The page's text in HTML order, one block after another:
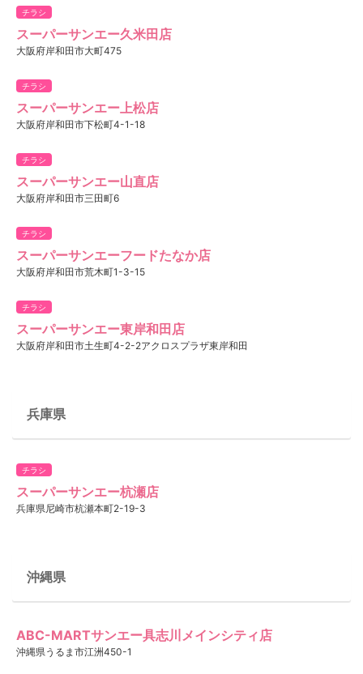
チラシ
スーパーサンエー久米田店
大阪府岸和田市大町475
チラシ
スーパーサンエー上松店
大阪府岸和田市下松町4-1-18
チラシ
スーパーサンエー山直店
大阪府岸和田市三田町6
チラシ
スーパーサンエーフードたなか店
大阪府岸和田市荒木町1-3-15
チラシ
スーパーサンエー東岸和田店
大阪府岸和田市土生町4-2-2アクロスプラザ東岸和田
兵庫県
チラシ
スーパーサンエー杭瀬店
兵庫県尼崎市杭瀬本町2-19-3
沖縄県
ABC-MARTサンエー具志川メインシティ店
沖縄県うるま市江洲450-1